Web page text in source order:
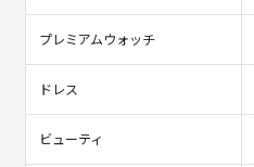
プレミアムウォッチ
ドレス
ビューティ